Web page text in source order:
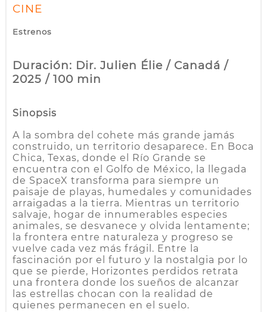
CINE
Estrenos
Duración: Dir. Julien Élie / Canadá /
2025 / 100 min
Sinopsis
A la sombra del cohete más grande jamás
construido, un territorio desaparece. En Boca
Chica, Texas, donde el Río Grande se
encuentra con el Golfo de México, la llegada
de SpaceX transforma para siempre un
paisaje de playas, humedales y comunidades
arraigadas a la tierra. Mientras un territorio
salvaje, hogar de innumerables especies
animales, se desvanece y olvida lentamente;
la frontera entre naturaleza y progreso se
vuelve cada vez más frágil. Entre la
fascinación por el futuro y la nostalgia por lo
que se pierde, Horizontes perdidos retrata
una frontera donde los sueños de alcanzar
las estrellas chocan con la realidad de
quienes permanecen en el suelo.